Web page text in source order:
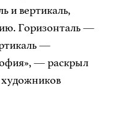
и вертикаль,
Горизонталь —
—
— раскрыл